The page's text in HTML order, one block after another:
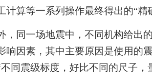
计算等一系列操作最终得出的“精
同一场地震中，不同机构给出的
响因素，其中主要原因是使用的
同震级标度，好比不同的尺子